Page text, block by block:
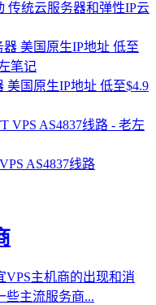
传统云服务器和弹性IP云
美国原生IP地址 低至$4.9
AS4837线路
主机商的出现和消
些主流服务商...